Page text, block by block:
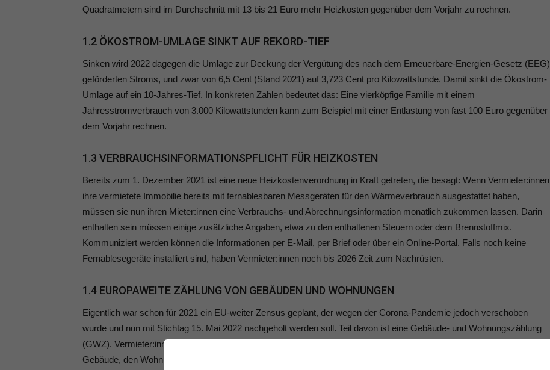
Quadratmetern sind im Durchschnitt mit 13 bis 21 Euro mehr Heizkosten gegenüber dem Vorjahr zu rechnen.
1.2 ÖKOSTROM-UMLAGE SINKT AUF REKORD-TIEF
Sinken wird 2022 dagegen die Umlage zur Deckung der Vergütung des nach dem Erneuerbare-Energien-Gesetz (EEG)
geförderten Stroms, und zwar von 6,5 Cent (Stand 2021) auf 3,723 Cent pro Kilowattstunde. Damit sinkt die Ökostrom-
Umlage auf ein 10-Jahres-Tief. In konkreten Zahlen bedeutet das: Eine vierköpfige Familie mit einem
Jahresstromverbrauch von 3.000 Kilowattstunden kann zum Beispiel mit einer Entlastung von fast 100 Euro gegenüber
dem Vorjahr rechnen.
1.3 VERBRAUCHSINFORMATIONSPFLICHT FÜR HEIZKOSTEN
Bereits zum 1. Dezember 2021 ist eine neue Heizkostenverordnung in Kraft getreten, die besagt: Wenn Vermieter:innen
ihre vermietete Immobilie bereits mit fernablesbaren Messgeräten für den Wärmeverbrauch ausgestattet haben,
müssen sie nun ihren Mieter:innen eine Verbrauchs- und Abrechnungsinformation monatlich zukommen lassen. Darin
enthalten sein müssen einige zusätzliche Angaben, etwa zu den enthaltenen Steuern oder dem Brennstoffmix.
Kommuniziert werden können die Informationen per E-Mail, per Brief oder über ein Online-Portal. Falls noch keine
Fernablesegeräte installiert sind, haben Vermieter:innen noch bis 2026 Zeit zum Nachrüsten.
1.4 EUROPAWEITE ZÄHLUNG VON GEBÄUDEN UND WOHNUNGEN
Eigentlich war schon für 2021 ein EU-weiter Zensus geplant, der wegen der Corona-Pandemie jedoch verschoben
wurde und nun mit Stichtag 15. Mai 2022 nachgeholt werden soll. Teil davon ist eine Gebäude- und Wohnungszählung
(GWZ). Vermieter:innen werden in diesem Rahmen von den zuständigen Ämtern Post bekommen, um Fragen zum
Gebäude, den Wohnungsgrößen, dem Baujahr, den Nettokaltmieten usw. zu beantworten.